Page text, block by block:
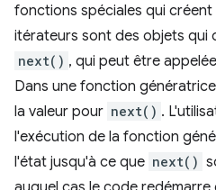
fonctions spéciales qui créent
itérateurs sont des objets qui
next() , qui peut être
Dans une fonction
la valeur pour next() .
l'exécution de la fonction
l'état jusqu'à ce que next()